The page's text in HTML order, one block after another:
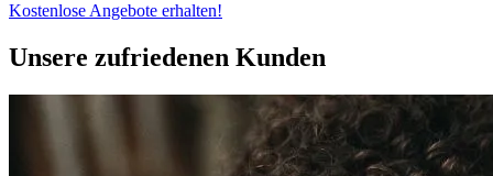
Kostenlose Angebote erhalten!
Unsere zufriedenen Kunden